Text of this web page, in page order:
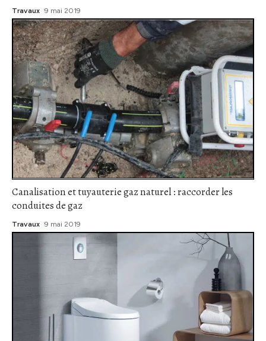
Travaux 9 mai 2019
Canalisation et tuyauterie gaz naturel : raccorder les
conduites de gaz
Travaux 9 mai 2019